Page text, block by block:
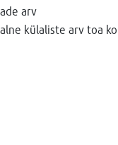
arv
külaliste arv toa